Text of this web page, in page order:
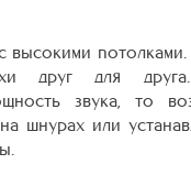
высокими потолками.
друг для
звука, то
шнурах или